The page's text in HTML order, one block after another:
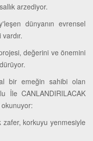
arzediyor.
dünyanın evrensel
değerini ve önemini
bir emeğin sahibi olan
İle CANLANDIRILACAK
okunuyor:
korkuyu yenmesiyle